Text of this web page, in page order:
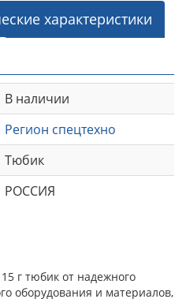
характеристики
В наличии
Регион спецтехно
Тюбик
РОССИЯ
г тюбик от надежного
оборудования и материалов,